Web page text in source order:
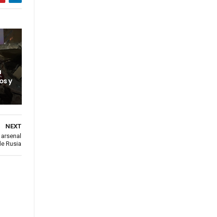
y
NEXT
Rusia